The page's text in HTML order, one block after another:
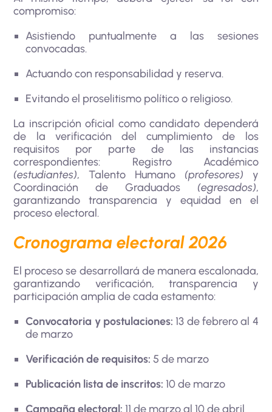
compromiso:
Asistiendo puntualmente a las sesiones
convocadas.
Actuando con responsabilidad y reserva.
Evitando el proselitismo político o religioso.
La inscripción oficial como candidato dependerá
de la verificación del cumplimiento de los
requisitos por parte de las instancias
correspondientes: Registro Académico
(estudiantes), Talento Humano (profesores) y
Coordinación de Graduados (egresados),
garantizando transparencia y equidad en el
proceso electoral.
Cronograma electoral 2026
El proceso se desarrollará de manera escalonada,
garantizando verificación, transparencia y
participación amplia de cada estamento:
Convocatoria y postulaciones: 13 de febrero al 4
de marzo
Verificación de requisitos: 5 de marzo
Publicación lista de inscritos: 10 de marzo
Campaña electoral: 11 de marzo al 10 de abril